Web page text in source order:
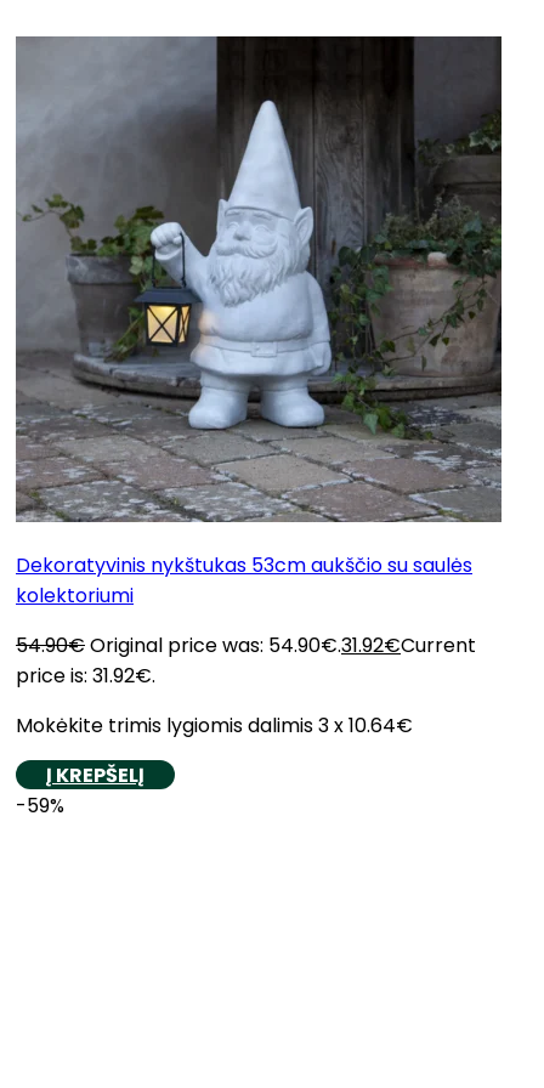
Dekoratyvinis nykštukas 53cm aukščio su saulės
kolektoriumi
54.90€Original price was: 54.90€.31.92€Current
price is: 31.92€.
Mokėkite trimis lygiomis dalimis 3 x 10.64€
Į KREPŠELĮ
-59%